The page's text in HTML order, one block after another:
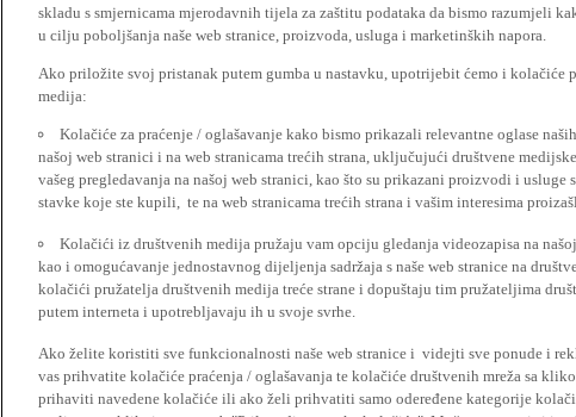
skladu s smjernicama mjerodavnih tijela za zaštitu podataka da bismo razumjeli
u cilju poboljšanja naše web stranice, proizvoda, usluga i marketinških napora.
Ako priložite svoj pristanak putem gumba u nastavku, upotrijebit ćemo i kolačiće
medija:
Kolačiće za praćenje / oglašavanje kako bismo prikazali relevantne oglase
našoj web stranici i na web stranicama trećih strana, uključujući društvene
vašeg pregledavanja na našoj web stranici, kao što su prikazani proizvodi i usluge
stavke koje ste kupili, te na web stranicama trećih strana i vašim interesima
Kolačići iz društvenih medija pružaju vam opciju gledanja videozapisa na
kao i omogućavanje jednostavnog dijeljenja sadržaja s naše web stranice na
kolačići pružatelja društvenih medija treće strane i dopuštaju tim pružateljima
putem interneta i upotrebljavaju ih u svoje svrhe.
Ako želite koristiti sve funkcionalnosti naše web stranice i videjti sve ponude i
vas prihvatite kolačiće praćenja / oglašavanja te kolačiće društvenih mreža sa
prihaviti navedene kolačiće ili ako želi prihvatiti samo odeređene kategorije